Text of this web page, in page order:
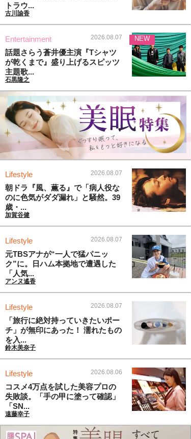
トラウ...
古川諭香
Entertainment 2026.08.07
話題さらう蒼井優主演『Tシャツ
が乾くまで』盛り上げるスピッツ
主題歌...
石黒隆之
NEW
Lifestyle 2026.08.07
朝ドラ『風、薫る』で「病人役な
のに色気がダダ漏れ」と騒然。39
歳・...
加賀谷健
Lifestyle 2026.08.07
元TBSアナが“一人で猛パニッ
ク”に。日ハム本拠地で遭遇した
「人気...
アンヌ遙香
Lifestyle 2026.08.07
「旅行に絶対持っていきたいポー
チ」が無印にあった！ 濡れたもの
を入...
鈴木美奈子
Lifestyle 2026.08.06
コスメ4万点を試した美容プロの
失敗談。「手の甲に塗って確認」
「SN...
遠藤幸子